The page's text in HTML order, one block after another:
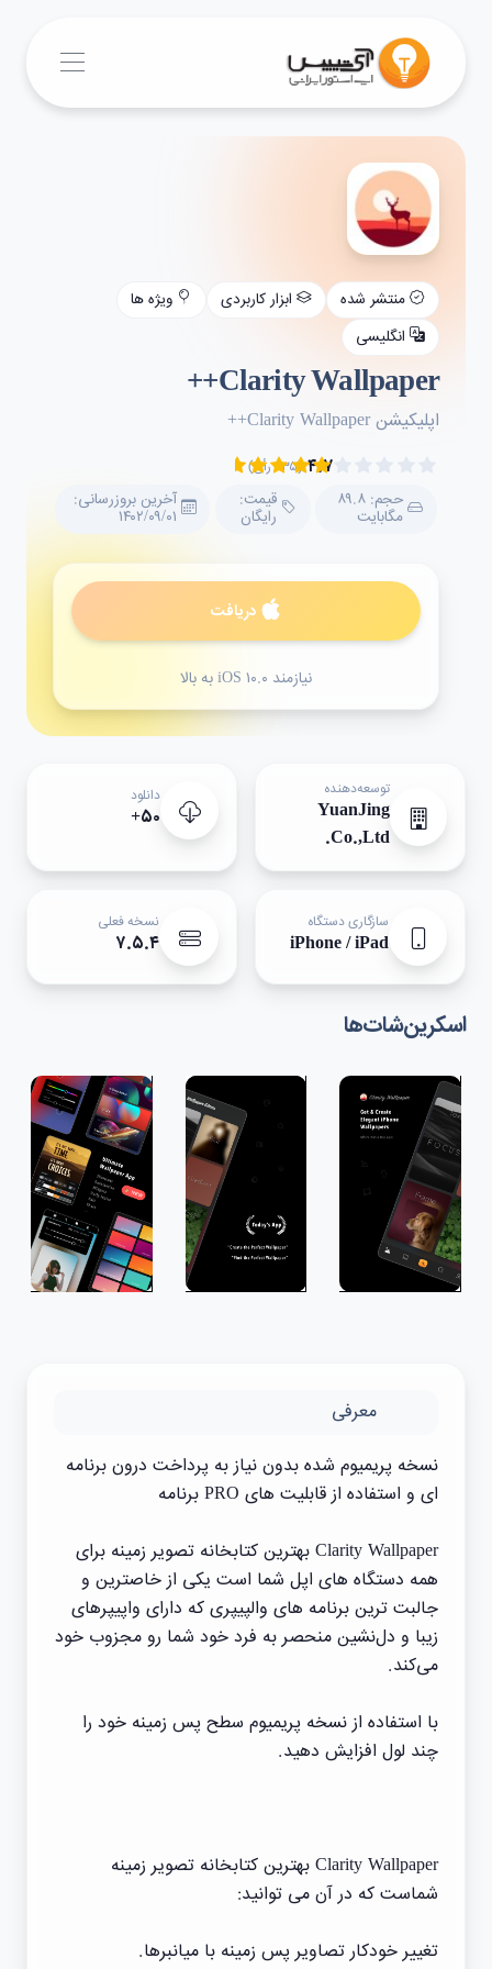
منتشر شده ابزار کاربردی
ویژه ها
انگلیسی
Clarity Wallpaper++
اپلیکیشن Clarity Wallpaper++
۴.۷ (۲۳۵ رأی)
حجم: ۸۹.۸
مگابایت
قیمت:
رایگان
آخرین بروزرسانی:
۱۴۰۲/۰۹/۰۱
دریافت
نیازمند iOS ۱۰.۰ به بالا
توسعه‌دهنده
YuanJing
Co.,Ltd.
دانلود
۵۰+
سازگاری دستگاه
iPhone / iPad
نسخه فعلی
۷.۵.۴
اسکرین‌شات‌ها
معرفی
نسخه پریمیوم شده بدون نیاز به پرداخت درون برنامه
ای و استفاده از قابلیت های PRO برنامه
Clarity Wallpaper بهترین کتابخانه تصویر زمینه برای
همه دستگاه های اپل شما است یکی از خاصترین و
جالبت ترین برنامه های والپیپری که دارای واپیپرهای
زیبا و دل‌نشین منحصر به فرد خود شما رو مجزوب خود
می‌کند.
با استفاده از نسخه پریمیوم سطح پس زمینه خود را
چند لول افزایش دهید.
Clarity Wallpaper بهترین کتابخانه تصویر زمینه
شماست که در آن می توانید:
تغییر خودکار تصاویر پس زمینه با میانبرها.